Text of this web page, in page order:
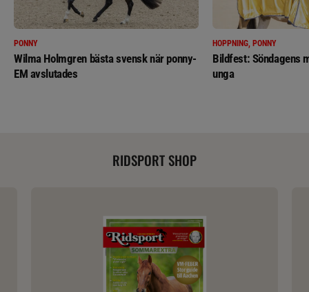
PONNY
Wilma Holmgren bästa svensk när ponny-
EM avslutades
HOPPNING, PONNY
Bildfest: Söndagens
unga
RIDSPORT SHOP